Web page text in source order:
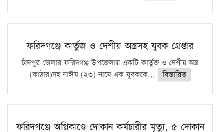
ফরিদগঞ্জে কার্তুজ ও দেশীয় অস্ত্রসহ যুবক গ্রেপ্তার
চাঁদপুর জেলার ফরিদগঞ্জ উপজেলায় একটি কার্তুজ ও দেশীয় অস্ত্র
(কাঠার)সহ নাঈম (২৩) নামে এক যুবককে...
বিস্তারিত
ফরিদগঞ্জে অগ্নিকাণ্ডে দোকান কর্মচারীর মৃত্যু, ৫ দোকান